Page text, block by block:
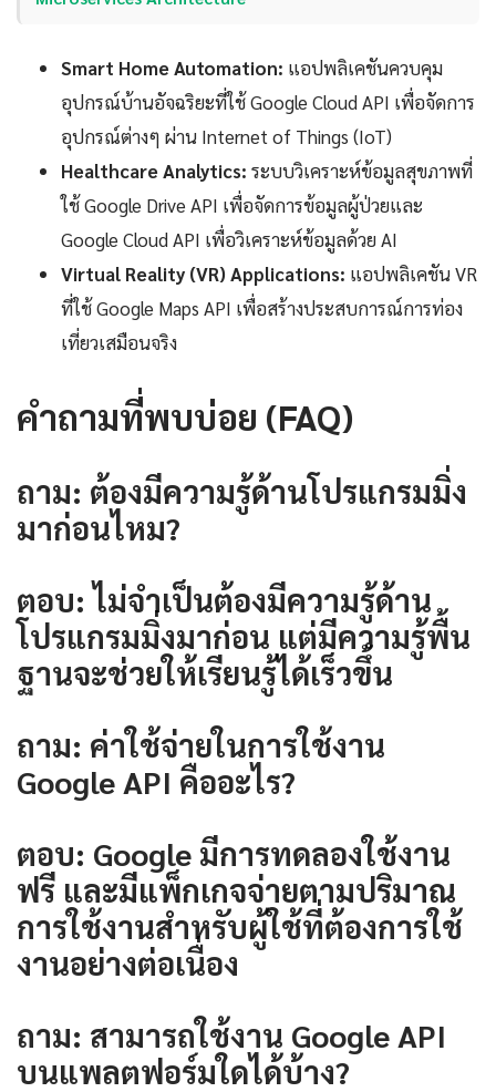
Smart Home Automation: แอปพลิเคชันควบคุม
อุปกรณ์บ้านอัจฉริยะที่ใช้ Google Cloud API เพื่อจัดการ
อุปกรณ์ต่างๆ ผ่าน Internet of Things (IoT)
Healthcare Analytics: ระบบวิเคราะห์ข้อมูลสุขภาพที่
ใช้ Google Drive API เพื่อจัดการข้อมูลผู้ป่วยและ
Google Cloud API เพื่อวิเคราะห์ข้อมูลด้วย AI
Virtual Reality (VR) Applications: แอปพลิเคชัน VR
ที่ใช้ Google Maps API เพื่อสร้างประสบการณ์การท่อง
เที่ยวเสมือนจริง
คำถามที่พบบ่อย (FAQ)
ถาม: ต้องมีความรู้ด้านโปรแกรมมิ่ง
มาก่อนไหม?
ตอบ: ไม่จำเป็นต้องมีความรู้ด้าน
โปรแกรมมิ่งมาก่อน แต่มีความรู้พื้น
ฐานจะช่วยให้เรียนรู้ได้เร็วขึ้น
ถาม: ค่าใช้จ่ายในการใช้งาน
Google API คืออะไร?
ตอบ: Google มีการทดลองใช้งาน
ฟรี และมีแพ็กเกจจ่ายตามปริมาณ
การใช้งานสำหรับผู้ใช้ที่ต้องการใช้
งานอย่างต่อเนื่อง
ถาม: สามารถใช้งาน Google API
บนแพลตฟอร์มใดได้บ้าง?